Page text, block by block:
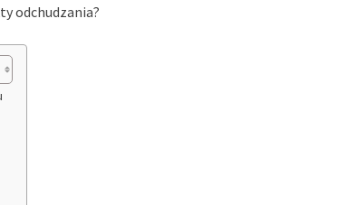
odchudzania?